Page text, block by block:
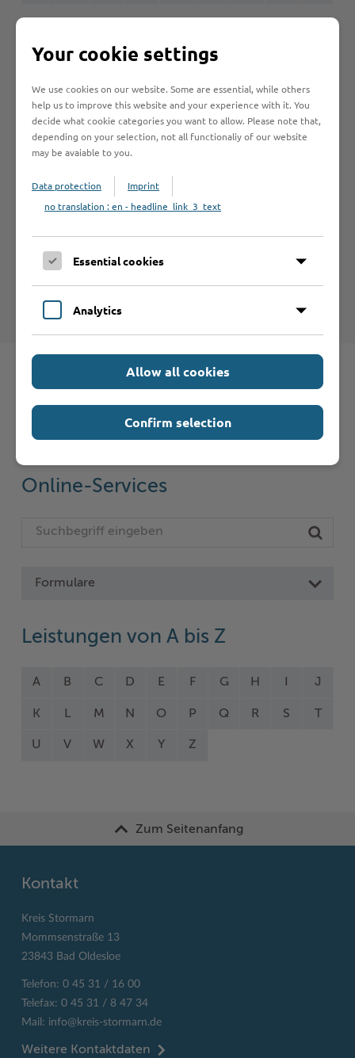
Sie vermissen einen Eintrag in der Liste? Melden Sie
Ihren Betrieb in 3 einfachen Schritten an.
Betrieb anmelden
Hinweise zum Haftungsausschluß bei Links zu anderen
Internet-Seiten entnehmen Sie bitte den
Nutzungsbedingungen.
Schnelleinstieg
Online-Services
Formulare
Leistungen von A bis Z
A B C D E F G H J
K L M N O P Q R S T
U V W X Y Z
Zum Seitenanfang
Kontakt
Kreis Stormarn
Mommsenstraße 13
23843 Bad Oldesloe
Telefon: 0 45 31 / 16 00
Telefax: 0 45 31 / 8 47 34
Mail: info@kreis-stormarn.de
Weitere Kontaktdaten
Your cookie settings
We use cookies on our website. Some are essential, while others
help us to improve this website and your experience with it. You
decide what cookie categories you want to allow. Please note that,
depending on your selection, not all functionaliy of our website
may be avaiable to you.
Data protection
Imprint
no translation : en - headline_link_3_text
Essential cookies
Analytics
Allow all cookies
Confirm selection